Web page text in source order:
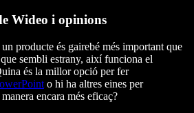
Wideo i opinions
producte és gairebé més important que
sembli estrany, així funciona el
és la millor opció per fer
o hi ha altres eines per
encara més eficaç?